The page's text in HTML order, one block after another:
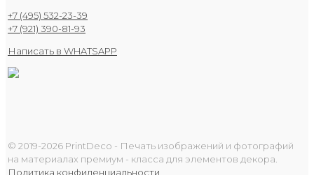
+7 (495) 532-23-39
+7 (921) 390-81-93
Написать в WHATSAPP
© 2019-2026 PrintDeco - Печать изображений и фотографий
на материалах премиум - класса для элементов декора.
Политика конфиденциальности